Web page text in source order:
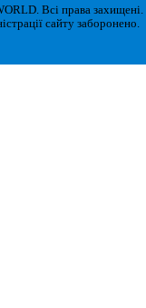
Всі права захищені.
сайту заборонено.